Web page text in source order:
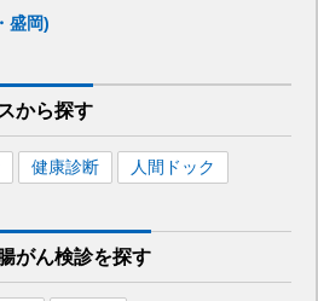
盛岡)
から探す
健康診断
人間ドック
がん検診を探す